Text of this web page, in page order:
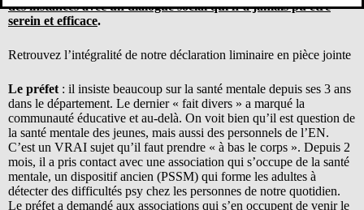
des instances avec un dialogue social qui n’a jamais pu être
serein et efficace.
Retrouvez l’intégralité de notre déclaration liminaire en pièce jointe
Le préfet : il insiste beaucoup sur la santé mentale depuis ses 3 ans
dans le département. Le dernier « fait divers » a marqué la
communauté éducative et au-delà. On voit bien qu’il est question de
la santé mentale des jeunes, mais aussi des personnels de l’EN.
C’est un VRAI sujet qu’il faut prendre « à bas le corps ». Depuis 2
mois, il a pris contact avec une association qui s’occupe de la santé
mentale, un dispositif ancien (PSSM) qui forme les adultes à
détecter des difficultés psy chez les personnes de notre quotidien.
Le préfet a demandé aux associations qui s’en occupent de venir le